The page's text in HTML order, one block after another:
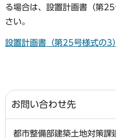
る場合は、設置計画書（第
さい。
設置計画書（第25号様式の3
お問い合わせ先
都市整備部建築土地対策課